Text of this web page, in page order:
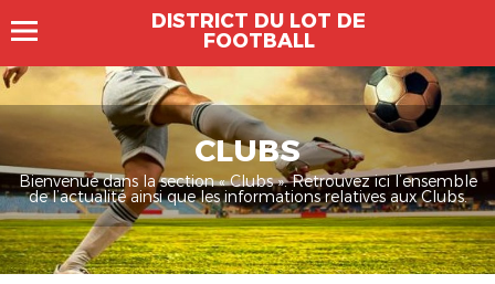
DISTRICT DU LOT DE
FOOTBALL
CLUBS
Bienvenue dans la section « Clubs ». Retrouvez ici l’ensemble
de l’actualité ainsi que les informations relatives aux Clubs.